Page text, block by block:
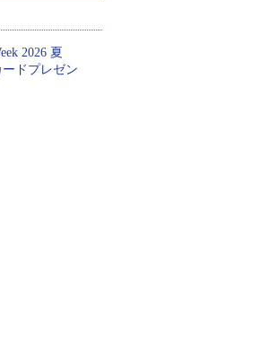
2026 夏
ードプレゼン